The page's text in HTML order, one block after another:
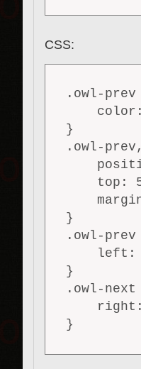
CSS:
.owl-
}
.owl-
top:
}
.owl-
left:
}
.owl-